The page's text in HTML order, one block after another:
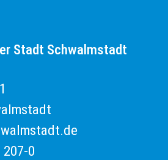
Stadt Schwalmstadt
207-0